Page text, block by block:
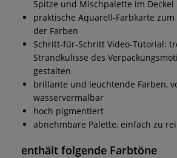
Spitze und Mischpalette im Deckel
praktische Aquarell-Farbkarte
der Farben
Schritt-für-Schritt Video-Tutorial:
Strandkulisse des
gestalten
brillante und leuchtende Farben,
wasservermalbar
hoch pigmentiert
abnehmbare Palette, einfach zu
enthält folgende Farbtöne